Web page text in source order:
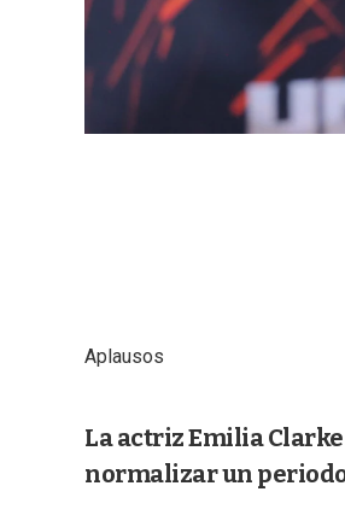
Aplausos
La actriz Emilia
normalizar un